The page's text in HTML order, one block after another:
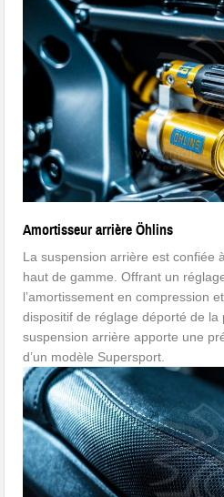
Amortisseur arrière Öhlins
La suspension arrière est confiée
haut de gamme. Offrant un
l’amortissement en compression
dispositif de réglage déporté de la
suspension arrière apporte une
d’un modèle Supersport.